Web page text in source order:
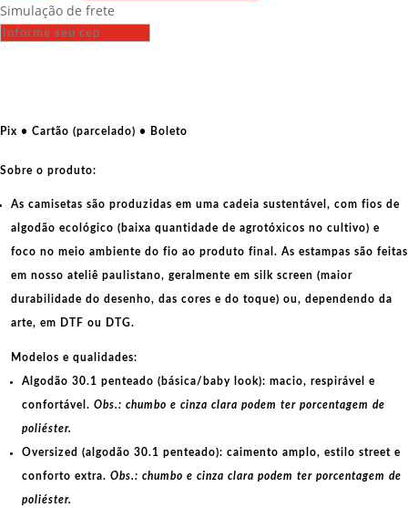
-
Liberdade
Simulação de frete
Pix • Cartão (parcelado) • Boleto
Sobre o produto:
As camisetas são produzidas em uma cadeia sustentável, com fios de
algodão ecológico (baixa quantidade de agrotóxicos no cultivo) e
foco no meio ambiente do fio ao produto final. As estampas são feitas
em nosso ateliê paulistano, geralmente em silk screen (maior
durabilidade do desenho, das cores e do toque) ou, dependendo da
arte, em DTF ou DTG.
Modelos e qualidades:
Algodão 30.1 penteado (básica/baby look): macio, respirável e
confortável. Obs.: chumbo e cinza clara podem ter porcentagem de
poliéster.
Oversized (algodão 30.1 penteado): caimento amplo, estilo street e
conforto extra. Obs.: chumbo e cinza clara podem ter porcentagem de
poliéster.